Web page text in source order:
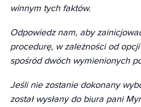
winnym tych faktów.
Odpowiedz nam, aby
procedurę, w zależności od
spośród dwóch wymienionych
Jeśli nie zostanie dokonany
został wysłany do biura pani